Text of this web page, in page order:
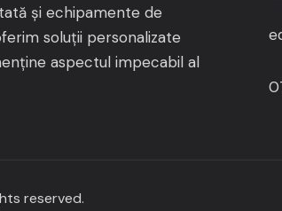
și echipamente de
soluții personalizate
aspectul impecabil al
reserved.